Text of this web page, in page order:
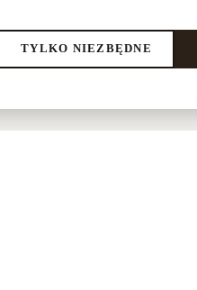
TYLKO NIEZBĘDNE